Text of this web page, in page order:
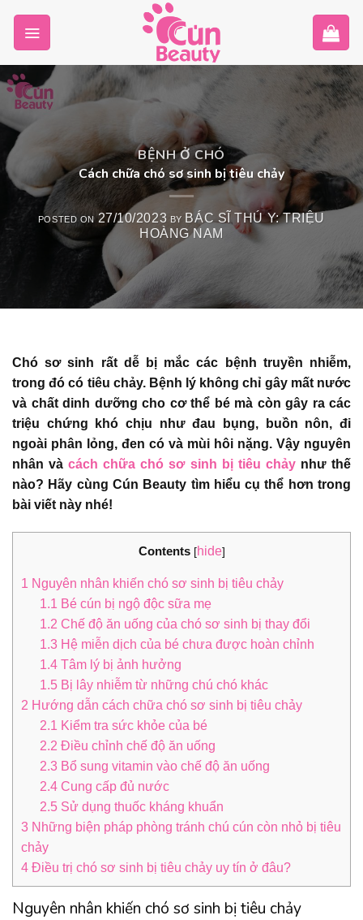
content
BỆNH Ở CHÓ
Cách chữa chó sơ sinh bị tiêu chảy
POSTED ON 27/10/2023 BY BÁC SĨ THÚ Y: TRIỆU
HOÀNG NAM
Chó sơ sinh rất dễ bị mắc các bệnh truyền nhiễm,
trong đó có tiêu chảy. Bệnh lý không chỉ gây mất nước
và chất dinh dưỡng cho cơ thể bé mà còn gây ra các
triệu chứng khó chịu như đau bụng, buồn nôn, đi
ngoài phân lỏng, đen có và mùi hôi nặng. Vậy nguyên
nhân vàcách chữa chó sơ sinh bị tiêu chảynhư thế
nào? Hãy cùng Cún Beauty tìm hiểu cụ thể hơn trong
bài viết này nhé!
Contents [hide]
1 Nguyên nhân khiến chó sơ sinh bị tiêu chảy
1.1 Bé cún bị ngộ độc sữa mẹ
1.2 Chế độ ăn uống của chó sơ sinh bị thay đổi
1.3Hệ miễn dịch của bé chưa được hoàn chỉnh
1.4Tâm lý bị ảnh hưởng
1.5Bị lây nhiễm từ những chú chó khác
2 Hướng dẫn cách chữa chó sơ sinh bị tiêu chảy
2.1 Kiểm tra sức khỏe của bé
2.2 Điều chỉnh chế độ ăn uống
2.3Bổ sung vitamin vào chế độ ăn uống
2.4Cung cấp đủ nước
2.5Sử dụng thuốc kháng khuẩn
3 Những biện pháp phòng tránh chú cún còn nhỏ bị tiêu
chảy
4 Điều trị chó sơ sinh bị tiêu chảy uy tín ở đâu?
Nguyên nhân khiến chó sơ sinh bị tiêu chảy